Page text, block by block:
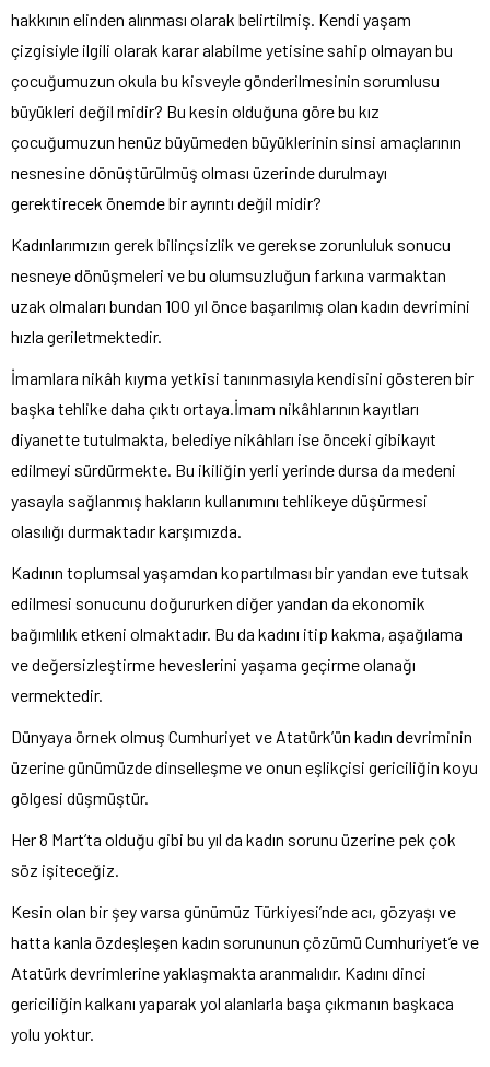
hakkının elinden alınması olarak belirtilmiş. Kendi yaşam
çizgisiyle ilgili olarak karar alabilme yetisine sahip olmayan bu
çocuğumuzun okula bu kisveyle gönderilmesinin sorumlusu
büyükleri değil midir? Bu kesin olduğuna göre bu kız
çocuğumuzun henüz büyümeden büyüklerinin sinsi amaçlarının
nesnesine dönüştürülmüş olması üzerinde durulmayı
gerektirecek önemde bir ayrıntı değil midir?
Kadınlarımızın gerek bilinçsizlik ve gerekse zorunluluk sonucu
nesneye dönüşmeleri ve bu olumsuzluğun farkına varmaktan
uzak olmaları bundan 100 yıl önce başarılmış olan kadın devrimini
hızla geriletmektedir.
İmamlara nikâh kıyma yetkisi tanınmasıyla kendisini gösteren bir
başka tehlike daha çıktı ortaya.İmam nikâhlarının kayıtları
diyanette tutulmakta, belediye nikâhları ise önceki gibikayıt
edilmeyi sürdürmekte. Bu ikiliğin yerli yerinde dursa da medeni
yasayla sağlanmış hakların kullanımını tehlikeye düşürmesi
olasılığı durmaktadır karşımızda.
Kadının toplumsal yaşamdan kopartılması bir yandan eve tutsak
edilmesi sonucunu doğururken diğer yandan da ekonomik
bağımlılık etkeni olmaktadır. Bu da kadını itip kakma, aşağılama
ve değersizleştirme heveslerini yaşama geçirme olanağı
vermektedir.
Dünyaya örnek olmuş Cumhuriyet ve Atatürk’ün kadın devriminin
üzerine günümüzde dinselleşme ve onun eşlikçisi gericiliğin koyu
gölgesi düşmüştür.
Her 8 Mart’ta olduğu gibi bu yıl da kadın sorunu üzerine pek çok
söz işiteceğiz.
Kesin olan bir şey varsa günümüz Türkiyesi’nde acı, gözyaşı ve
hatta kanla özdeşleşen kadın sorununun çözümü Cumhuriyet’e ve
Atatürk devrimlerine yaklaşmakta aranmalıdır. Kadını dinci
gericiliğin kalkanı yaparak yol alanlarla başa çıkmanın başkaca
yolu yoktur.